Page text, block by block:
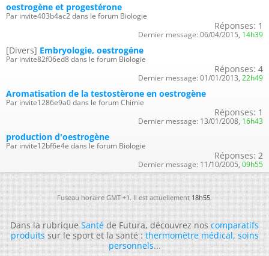
oestrogène et progestérone
Par invite403b4ac2 dans le forum Biologie
Réponses: 1
Dernier message: 06/04/2015, 14h39
[Divers] Embryologie, oestrogéne
Par invite82f06ed8 dans le forum Biologie
Réponses: 4
Dernier message: 01/01/2013, 22h49
Aromatisation de la testostèrone en oestrogène
Par invite1286e9a0 dans le forum Chimie
Réponses: 1
Dernier message: 13/01/2008, 16h43
production d'oestrogène
Par invite12bf6e4e dans le forum Biologie
Réponses: 2
Dernier message: 11/10/2005, 09h55
Fuseau horaire GMT +1. Il est actuellement18h55.
Dans la rubriqueSantéde Futura, découvrez noscomparatifs
produitssur le sport et la santé :thermomètre médical,soins
personnels...